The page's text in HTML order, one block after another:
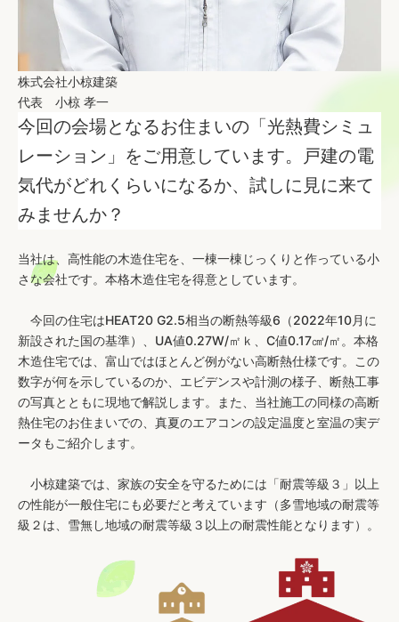
株式会社小椋建築
代表 小椋 孝一
今回の会場となるお住まいの「光熱費シミュ
レーション」をご用意しています。戸建の電
気代がどれくらいになるか、試しに見に来て
みませんか？
当社は、高性能の木造住宅を、一棟一棟じっくりと作っている小
さな会社です。本格木造住宅を得意としています。
今回の住宅はHEAT20 G2.5相当の断熱等級6（2022年10月に
新設された国の基準）、UA値0.27W/㎡ｋ、C値0.17㎤/㎡。本格
木造住宅では、富山ではほとんど例がない高断熱仕様です。この
数字が何を示しているのか、エビデンスや計測の様子、断熱工事
の写真とともに現地で解説します。また、当社施工の同様の高断
熱住宅のお住まいでの、真夏のエアコンの設定温度と室温の実デ
ータもご紹介します。
小椋建築では、家族の安全を守るためには「耐震等級３」以上
の性能が一般住宅にも必要だと考えています（多雪地域の耐震等
級２は、雪無し地域の耐震等級３以上の耐震性能となります）。